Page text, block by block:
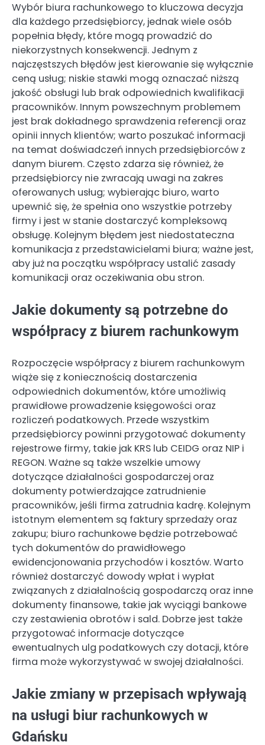
Wybór biura rachunkowego to kluczowa decyzja
dla każdego przedsiębiorcy, jednak wiele osób
popełnia błędy, które mogą prowadzić do
niekorzystnych konsekwencji. Jednym z
najczęstszych błędów jest kierowanie się wyłącznie
ceną usług; niskie stawki mogą oznaczać niższą
jakość obsługi lub brak odpowiednich kwalifikacji
pracowników. Innym powszechnym problemem
jest brak dokładnego sprawdzenia referencji oraz
opinii innych klientów; warto poszukać informacji
na temat doświadczeń innych przedsiębiorców z
danym biurem. Często zdarza się również, że
przedsiębiorcy nie zwracają uwagi na zakres
oferowanych usług; wybierając biuro, warto
upewnić się, że spełnia ono wszystkie potrzeby
firmy i jest w stanie dostarczyć kompleksową
obsługę. Kolejnym błędem jest niedostateczna
komunikacja z przedstawicielami biura; ważne jest,
aby już na początku współpracy ustalić zasady
komunikacji oraz oczekiwania obu stron.
Jakie dokumenty są potrzebne do
współpracy z biurem rachunkowym
Rozpoczęcie współpracy z biurem rachunkowym
wiąże się z koniecznością dostarczenia
odpowiednich dokumentów, które umożliwią
prawidłowe prowadzenie księgowości oraz
rozliczeń podatkowych. Przede wszystkim
przedsiębiorcy powinni przygotować dokumenty
rejestrowe firmy, takie jak KRS lub CEIDG oraz NIP i
REGON. Ważne są także wszelkie umowy
dotyczące działalności gospodarczej oraz
dokumenty potwierdzające zatrudnienie
pracowników, jeśli firma zatrudnia kadrę. Kolejnym
istotnym elementem są faktury sprzedaży oraz
zakupu; biuro rachunkowe będzie potrzebować
tych dokumentów do prawidłowego
ewidencjonowania przychodów i kosztów. Warto
również dostarczyć dowody wpłat i wypłat
związanych z działalnością gospodarczą oraz inne
dokumenty finansowe, takie jak wyciągi bankowe
czy zestawienia obrotów i sald. Dobrze jest także
przygotować informacje dotyczące
ewentualnych ulg podatkowych czy dotacji, które
firma może wykorzystywać w swojej działalności.
Jakie zmiany w przepisach wpływają
na usługi biur rachunkowych w
Gdańsku